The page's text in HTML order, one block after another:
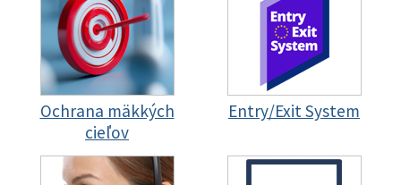
Ochrana mäkkých
cieľov
Entry/Exit System